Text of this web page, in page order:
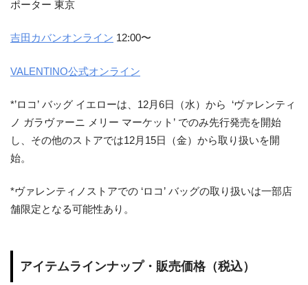
ポーター 東京
吉田カバンオンライン 12:00〜
VALENTINO公式オンライン
*’ロコ’ バッグ イエローは、12月6日（水）から ‘ヴァレンティ
ノ ガラヴァーニ メリー マーケット’ でのみ先行発売を開始
し、その他のストアでは12月15日（金）から取り扱いを開
始。
*ヴァレンティノストアでの ‘ロコ’ バッグの取り扱いは一部店
舗限定となる可能性あり。
アイテムラインナップ・販売価格（税込）